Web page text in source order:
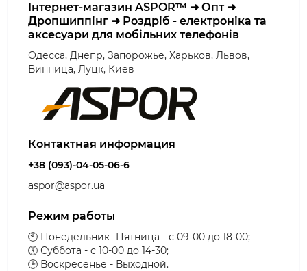
Інтернет-магазин ASPOR™ ➜ Опт ➜
Дропшиппінг ➜ Роздріб - електроніка та
аксесуари для мобільних телефонів
Одесса, Днепр, Запорожье, Харьков, Львов,
Винница, Луцк, Киев
Контактная информация
+38 (093)-04-05-06-6
aspor@aspor.ua
Режим работы
🕙 Понедельник- Пятница - с 09-00 до 18-00;
🕔 Суббота - с 10-00 до 14-30;
🕒 Воскресенье - Выходной.